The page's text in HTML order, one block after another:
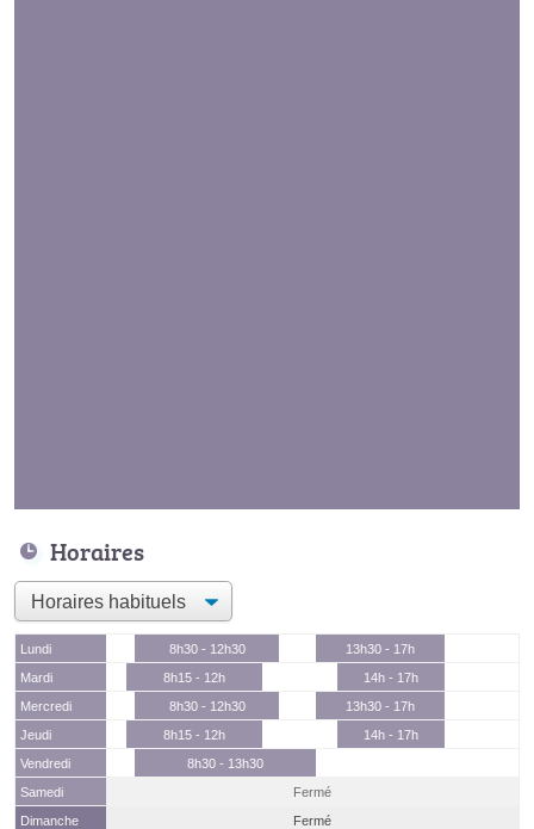
Horaires
Lundi 8h30 - 12h30
13h30 - 17h
Mardi
8h15 - 12h
14h - 17h
Mercredi
8h30 - 12h30
13h30 - 17h
Jeudi
8h15 - 12h
14h - 17h
Vendredi
8h30 - 13h30
Samedi
Fermé
Dimanche
Fermé